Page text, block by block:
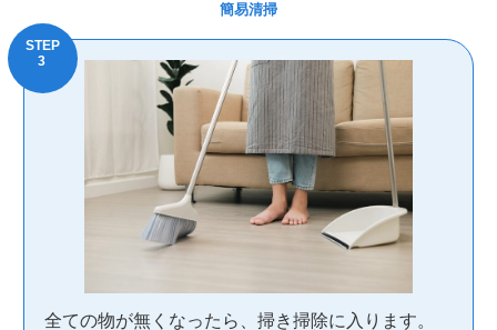
簡易清掃
全ての物が無くなったら、掃き掃除に入ります。